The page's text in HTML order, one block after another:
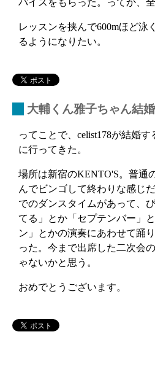
レッスンを挟んで600mほど泳
るようになりたい。
大輔くん雅子ちゃん結
ってことで、celist178が結婚
に行ってきた。
場所は新宿のKENTO'S。普通
んでビンゴして終わりな感じ
でのダンスタイムがあって、
てる」とか「セプテンバー」
ン」とかの演奏にあわせて踊
った。今まで出席した二次会
ゃないかと思う。
おめでとうございます。